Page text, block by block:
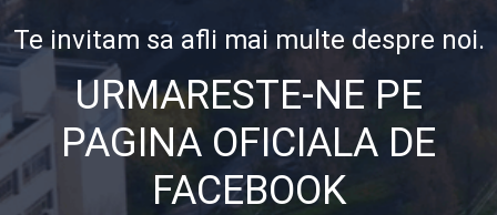
Te invitam sa afli mai multe despre noi.
URMARESTE-NE PE
PAGINA OFICIALA DE
FACEBOOK